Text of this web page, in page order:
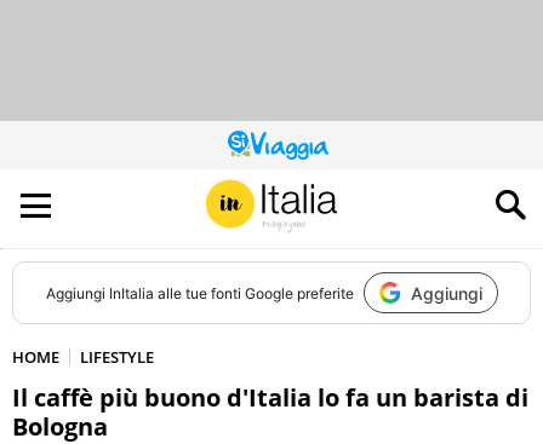
QUESTO
SITO
CONTRIBUISCE
ALL’AUDIENCE
DI
Aggiungi InItalia alle tue fonti Google preferite Aggiungi
HOME LIFESTYLE
Il caffè più buono d'Italia lo fa un barista di
Bologna